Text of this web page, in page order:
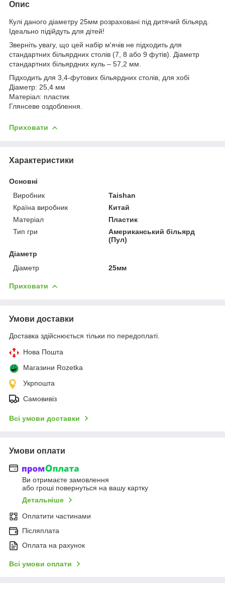
Опис
Кулі даного діаметру 25мм розраховані під дитячий більярд.
Ідеально підійдуть для дітей!
Зверніть увагу, що цей набір м'ячів не підходить для
стандартних більярдних столів (7, 8 або 9 футів). Діаметр
стандартних більярдних куль – 57,2 мм.
Підходить для 3,4-футових більярдних столів, для хобі
Діаметр: 25,4 мм
Матеріал: пластик
Глянсеве оздоблення.
Приховати
Характеристики
Основні
Виробник
Taishan
Країна виробник
Китай
Матеріал
Пластик
Тип гри
Американський більярд
(Пул)
Діаметр
Діаметр
25мм
Приховати
Умови доставки
Доставка здійснюється тільки по передоплаті.
Нова Пошта
Магазини Rozetka
Укрпошта
Самовивіз
Всі умови доставки
Умови оплати
Ви отримаєте замовлення
або гроші повернуться на вашу картку
Детальніше
Оплатити частинами
Післяплата
Оплата на рахунок
Всі умови оплати